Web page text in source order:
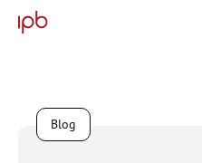
Inhalt
Blog